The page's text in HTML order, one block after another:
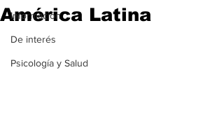
Información
De interés
Psicología y Salud
América Latina